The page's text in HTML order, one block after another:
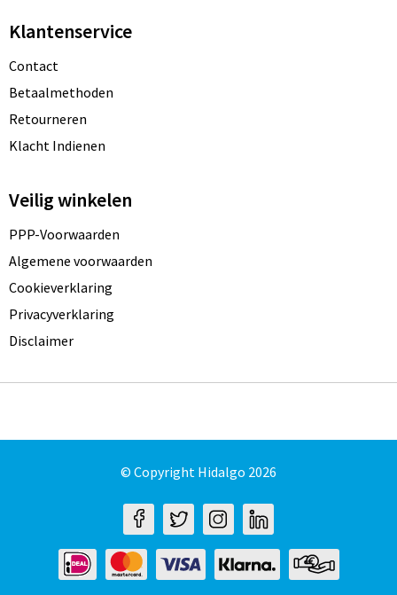
Klantenservice
Contact
Betaalmethoden
Retourneren
Klacht Indienen
Veilig winkelen
PPP-Voorwaarden
Algemene voorwaarden
Cookieverklaring
Privacyverklaring
Disclaimer
© Copyright Hidalgo 2026